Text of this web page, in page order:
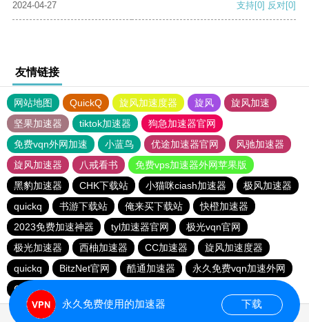
2024-04-27 支持[0] 反对[0]
友情链接
网站地图 QuickQ 旋风加速度器 旋风
旋风加速
坚果加速器
tiktok加速器
狗急加速器官网
免费vqn外网加速
小蓝鸟 优途加速器官网
风驰加速器
旋风加速器
八戒看书
免费vps加速器外网苹果版
黑豹加速器
CHK下载站 小猫咪ciash加速器
极风加速器
quickq
书游下载站 俺来买下载站
快橙加速器
2023免费加速神器
tyl加速器官网
极光vqn官网
极光加速器
西柚加速器 CC加速器
旋风加速度器
quickq
BitzNet官网 酷通加速器
永久免费vqn加速外网
CHK下载站
永久免费使用的加速器 下载